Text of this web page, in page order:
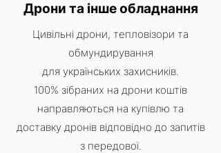
Дрони та інше обладнання
Цивільні дрони, тепловізори та
обмундирування
для українських захисників.
100% зібраних на дрони коштів
направляються на купівлю та
доставку дронів відповідно до запитів
з передової.